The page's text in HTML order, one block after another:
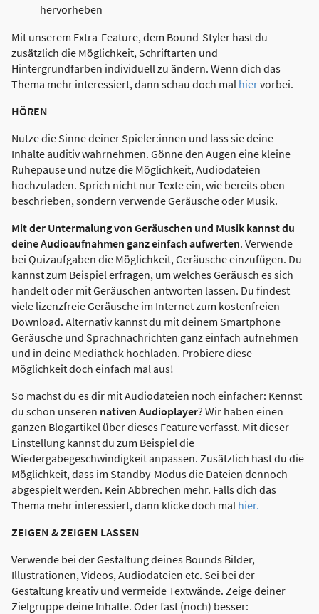
hervorheben
Mit unserem Extra-Feature, dem Bound-Styler hast du
zusätzlich die Möglichkeit, Schriftarten und
Hintergrundfarben individuell zu ändern. Wenn dich das
Thema mehr interessiert, dann schau doch mal hiervorbei.
HÖREN
Nutze die Sinne deiner Spieler:innen und lass sie deine
Inhalte auditiv wahrnehmen. Gönne den Augen eine kleine
Ruhepause und nutze die Möglichkeit, Audiodateien
hochzuladen. Sprich nicht nur Texte ein, wie bereits oben
beschrieben, sondern verwende Geräusche oder Musik.
Mit der Untermalung von Geräuschen und Musik kannst du
deine Audioaufnahmen ganz einfach aufwerten. Verwende
bei Quizaufgaben die Möglichkeit, Geräusche einzufügen. Du
kannst zum Beispiel erfragen, um welches Geräusch es sich
handelt oder mit Geräuschen antworten lassen. Du findest
viele lizenzfreie Geräusche im Internet zum kostenfreien
Download. Alternativ kannst du mit deinem Smartphone
Geräusche und Sprachnachrichten ganz einfach aufnehmen
und in deine Mediathek hochladen. Probiere diese
Möglichkeit doch einfach mal aus!
So machst du es dir mit Audiodateien noch einfacher: Kennst
du schon unseren nativen Audioplayer? Wir haben einen
ganzen Blogartikel über dieses Feature verfasst. Mit dieser
Einstellung kannst du zum Beispiel die
Wiedergabegeschwindigkeit anpassen. Zusätzlich hast du die
Möglichkeit, dass im Standby-Modus die Dateien dennoch
abgespielt werden. Kein Abbrechen mehr. Falls dich das
Thema mehr interessiert, dann klicke doch mal hier.
ZEIGEN & ZEIGEN LASSEN
Verwende bei der Gestaltung deines Bounds Bilder,
Illustrationen, Videos, Audiodateien etc. Sei bei der
Gestaltung kreativ und vermeide Textwände. Zeige deiner
Zielgruppe deine Inhalte. Oder fast (noch) besser: